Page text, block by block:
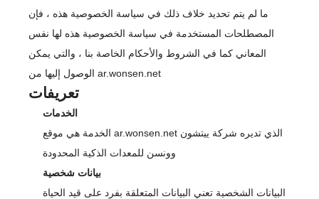
ما لم يتم تحديد خلاف ذلك في سياسة الخصوصية هذه ، فإن
المصطلحات المستخدمة في سياسة الخصوصية هذه لها نفس
المعاني كما في الشروط والأحكام الخاصة بنا ، والتي يمكن
الوصول إليها من ar.wonsen.net
تعريفات
الخدمات
الخدمة هي موقع ar.wonsen.net الذي تديره شركة ييتشون
وونسن للمعدات الذكية المحدودة
بيانات شخصية
البيانات الشخصية تعني البيانات المتعلقة بفرد على قيد الحياة